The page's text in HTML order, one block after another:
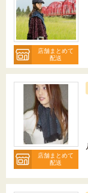
店舗まとめて
配送
店舗まとめて
配送